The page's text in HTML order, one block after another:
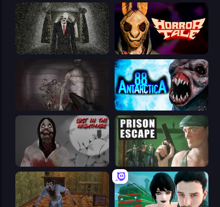
Slenderman Must Die: Underground Bunker Horror Tale
Antarctica 88
Jeff The Killer: Lost in the Nightmare Prison Escape